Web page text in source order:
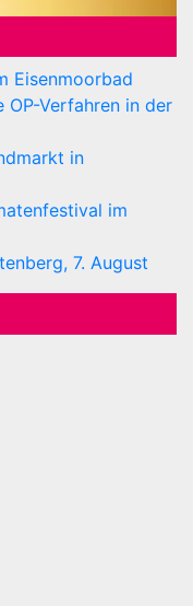
Eisenmoorbad
OP-Verfahren in der
in
im
7. August